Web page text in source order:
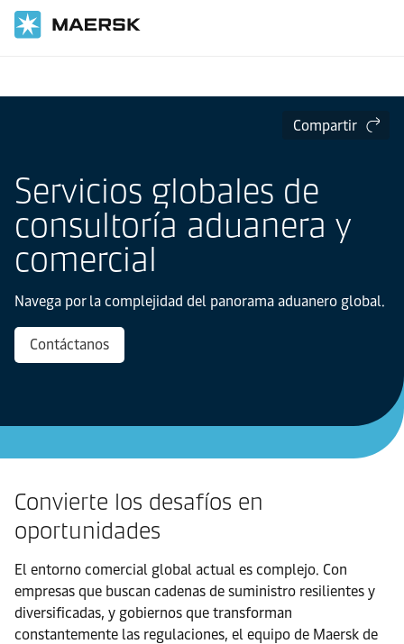
Maersk Customs Services
Servicios
Compartir
Servicios globales de
consultoría aduanera y
comercial
Navega por la complejidad del panorama aduanero global.
Contáctanos
Convierte los desafíos en
oportunidades
El entorno comercial global actual es complejo. Con
empresas que buscan cadenas de suministro resilientes y
diversificadas, y gobiernos que transforman
constantemente las regulaciones, el equipo de Maersk de